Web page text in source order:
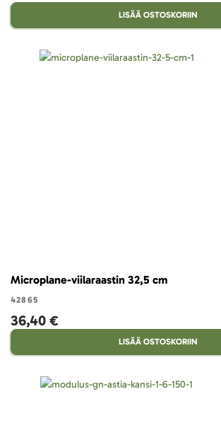
LISÄÄ OSTOSKORIIN
Microplane-viilaraastin 32,5 cm
42865
36,40 €
LISÄÄ OSTOSKORIIN